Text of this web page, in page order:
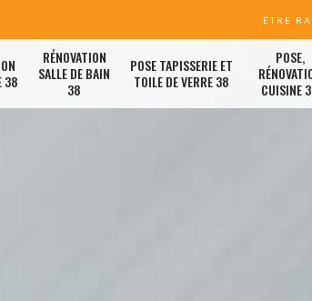
ÊTRE
38
RÉNOVATION
SALLE DE BAIN
38
POSE TAPISSERIE ET
TOILE DE VERRE 38
POSE,
CUISINE